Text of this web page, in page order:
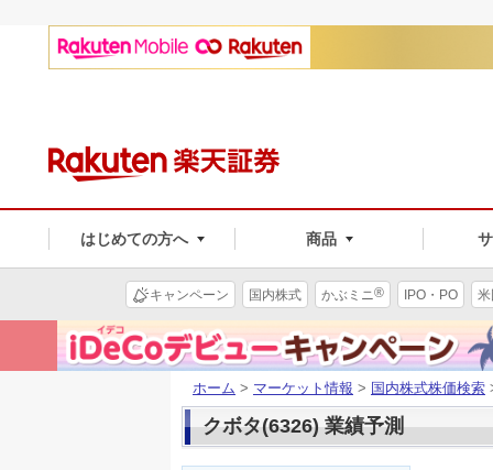
はじめての方へ 商品
キャンペーン 国内株式 かぶミニ® IPO・PO
ホーム > マーケット情報 > 国内株式株価検索
クボタ(6326) 業績予測